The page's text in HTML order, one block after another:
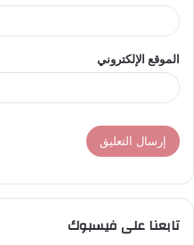
الموقع الإلكتروني
تابعنا على فيسبوك